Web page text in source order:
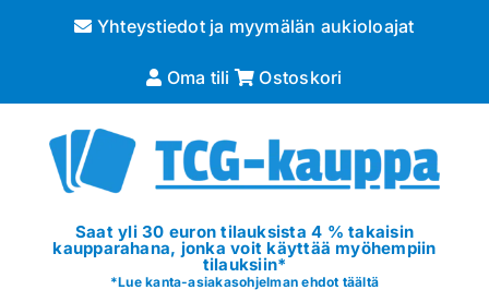
Yhteystiedot ja myymälän aukioloajat
Oma tili Ostoskori
Saat yli 30 euron tilauksista 4 % takaisin
kaupparahana, jonka voit käyttää myöhempiin
tilauksiin*
*Lue kanta-asiakasohjelman ehdot täältä